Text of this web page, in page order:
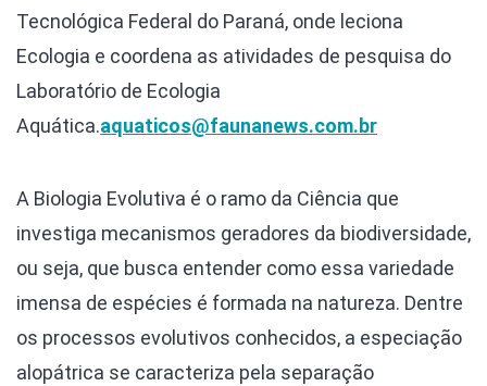
Tecnológica Federal do Paraná, onde leciona
Ecologia e coordena as atividades de pesquisa do
Laboratório de Ecologia
Aquática.aquaticos@faunanews.com.br
A Biologia Evolutiva é o ramo da Ciência que
investiga mecanismos geradores da biodiversidade,
ou seja, que busca entender como essa variedade
imensa de espécies é formada na natureza. Dentre
os processos evolutivos conhecidos, a especiação
alopátrica se caracteriza pela separação